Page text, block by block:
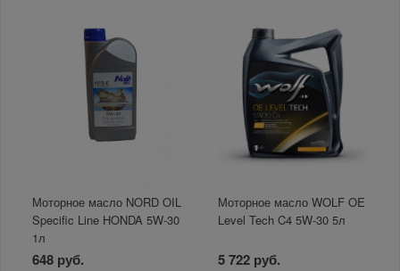
Моторное масло NORD OIL
Specific Line HONDA 5W-30
1л
648 руб.
Моторное масло WOLF OE
Level Tech C4 5W-30 5л
5 722 руб.